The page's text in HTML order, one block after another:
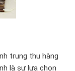
trung thu hàng
là sự lựa chọn